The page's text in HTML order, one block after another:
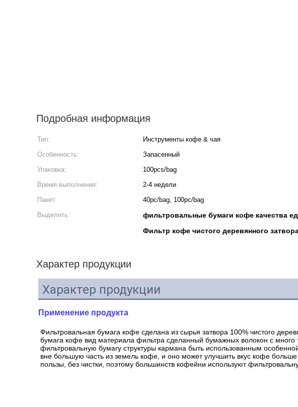
Подробная информация
Тип: Инструменты кофе & чая
Особенность:
Запасенный
Упаковка:
100pcs/bag
Время выполнения:
2-4 недели
Пакет:
40pc/bag, 100pc/bag
Выделить:
фильтровальные бумаги кофе качества
Фильтр кофе чистого деревянного
Характер продукции
Характер продукции
Применение продукта
Фильтровальная бумага кофе сделана из сырья затвора 100% чистого
бумага кофе вид материала фильтра сделанный бумажных волокон с много
фильтровальную бумагу структуры кармана быть использованным
вне большую часть из земель кофе, и оно может улучшить вкус кофе
пользы, без чистки, поэтому большинств кофейни используют